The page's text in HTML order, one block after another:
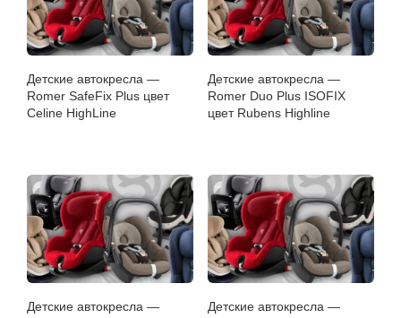
Детские автокресла —
Romer SafeFix Plus цвет
Celine HighLine
Детские автокресла —
Romer Duo Plus ISOFIX
цвет Rubens Highline
Детские автокресла —
Детские автокресла —